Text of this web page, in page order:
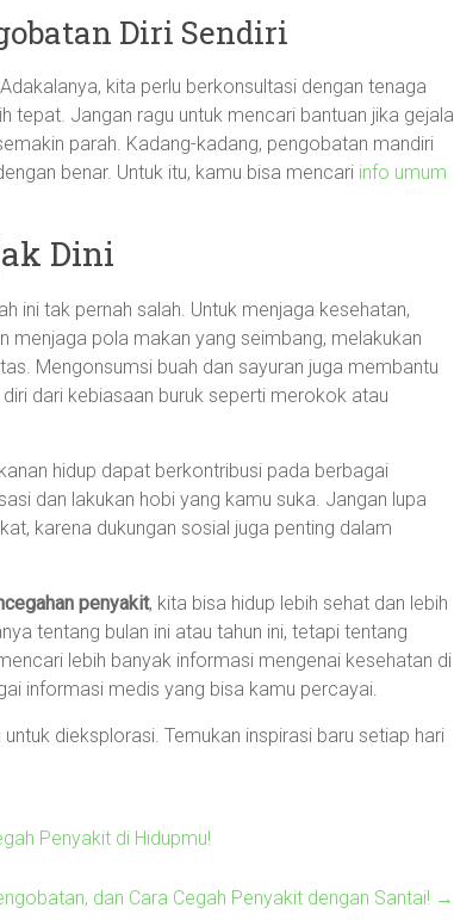
Diri Sendiri
kita perlu berkonsultasi dengan tenaga
tepat. Jangan ragu untuk mencari bantuan jika gejala
parah. Kadang-kadang, pengobatan mandiri
benar. Untuk itu, kamu bisa mencari info umum
Dini
ini tak pernah salah. Untuk menjaga kesehatan,
menjaga pola makan yang seimbang, melakukan
Mengonsumsi buah dan sayuran juga membantu
dari kebiasaan buruk seperti merokok atau
hidup dapat berkontribusi pada berbagai
dan lakukan hobi yang kamu suka. Jangan lupa
karena dukungan sosial juga penting dalam
penyakit, kita bisa hidup lebih sehat dan lebih
tentang bulan ini atau tahun ini, tetapi tentang
lebih banyak informasi mengenai kesehatan di
informasi medis yang bisa kamu percayai.
dieksplorasi. Temukan inspirasi baru setiap hari
Penyakit di Hidupmu!
dan Cara Cegah Penyakit dengan Santai! →